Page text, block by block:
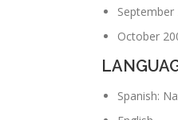
October
Spanish: